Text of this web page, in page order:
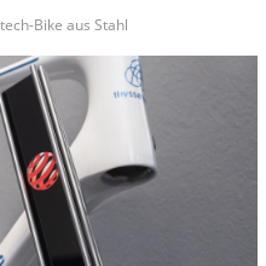
Bike aus Stahl